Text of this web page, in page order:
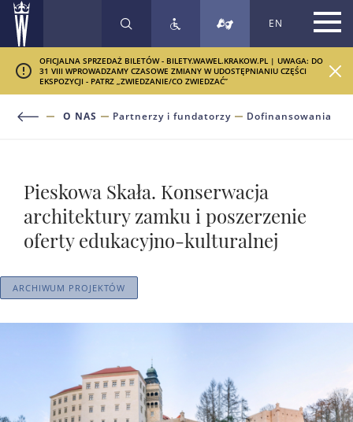
SZUKAJ EN
OFICJALNA SPRZEDAŻ BILETÓW - BILETY.WAWEL.KRAKOW.PL | UWAGA: DO
31 VIII WPROWADZAMY CZASOWE ZMIANY W UDOSTĘPNIANIU CZĘŚCI
EKSPOZYCJI - PATRZ „ZWIEDZANIE/CO ZWIEDZAĆ”
O NAS Partnerzy i fundatorzy Dofinansowania
Pieskowa Skała. Konserwacja
architektury zamku i poszerzenie
oferty edukacyjno-kulturalnej
ARCHIWUM PROJEKTÓW